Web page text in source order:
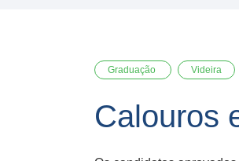
Graduação Videira
Calouros